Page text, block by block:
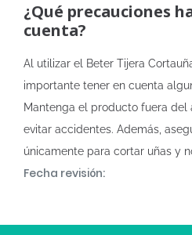
¿Qué precauciones
cuenta?
Al utilizar el Beter Tijera
importante tener en cuenta
Mantenga el producto fuera del
evitar accidentes. Además,
únicamente para cortar uñas y
Fecha revisión: